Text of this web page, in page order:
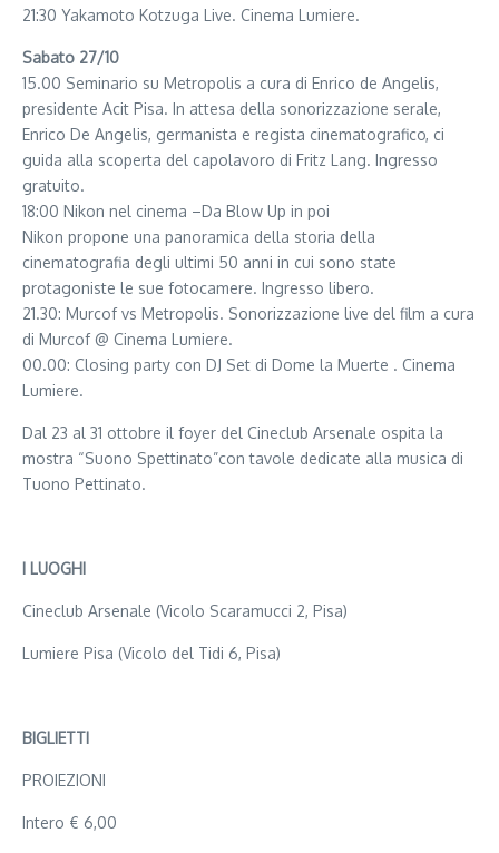
21:30 Yakamoto Kotzuga Live. Cinema Lumiere.
Sabato 27/10
15.00 Seminario su Metropolis a cura di Enrico de Angelis,
presidente Acit Pisa. In attesa della sonorizzazione serale,
Enrico De Angelis, germanista e regista cinematografico, ci
guida alla scoperta del capolavoro di Fritz Lang. Ingresso
gratuito.
18:00 Nikon nel cinema –Da Blow Up in poi
Nikon propone una panoramica della storia della
cinematografia degli ultimi 50 anni in cui sono state
protagoniste le sue fotocamere. Ingresso libero.
21.30: Murcof vs Metropolis. Sonorizzazione live del film a cura
di Murcof @ Cinema Lumiere.
00.00: Closing party con DJ Set di Dome la Muerte . Cinema
Lumiere.
Dal 23 al 31 ottobre il foyer del Cineclub Arsenale ospita la
mostra “Suono Spettinato”con tavole dedicate alla musica di
Tuono Pettinato.
I LUOGHI
Cineclub Arsenale (Vicolo Scaramucci 2, Pisa)
Lumiere Pisa (Vicolo del Tidi 6, Pisa)
BIGLIETTI
PROIEZIONI
Intero € 6,00